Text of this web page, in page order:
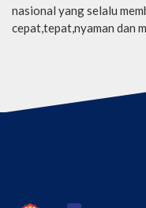
nasional yang selalu
cepat,tepat,nyaman dan